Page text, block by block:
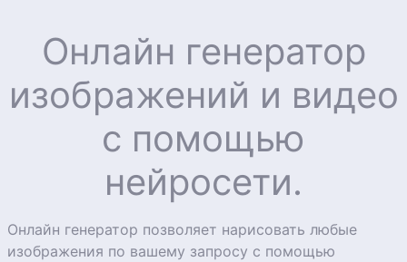
Онлайн генератор
изображений и видео
с помощью
нейросети.
Онлайн генератор позволяет нарисовать любые
изображения по вашему запросу с помощью